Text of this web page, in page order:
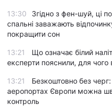
13:30
Згідно з фен-шуй, ці
спальні заважають
покращити сон
13:21
Що означає білий
експерти пояснили, для чого
13:21
Безкоштовно без
аеропортах Європи можна
контроль